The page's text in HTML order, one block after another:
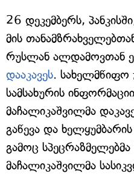
26 დეკემბერს,
მის
რუსლან ალდამოვთან
დააკავეს. სახელმწიფო
სამსახურის
მაჩალიკაშვილმა
გაწევა და
გამოც
მაჩალიკაშვილმა